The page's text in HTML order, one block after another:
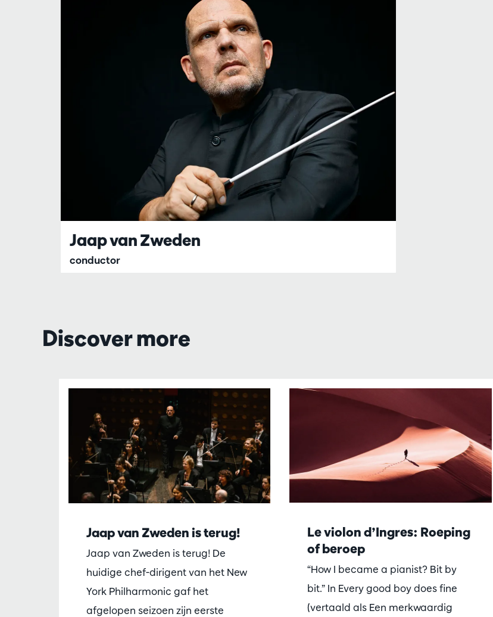
Jaap van Zweden
conductor
Discover more
Jaap van Zweden is terug!
Jaap van Zweden is terug! De
huidige chef-dirigent van het New
York Philharmonic gaf het
afgelopen seizoen zijn eerste
Le violon d’Ingres: Roeping
of beroep
“How I became a pianist? Bit by
bit.” In Every good boy does fine
(vertaald als Een merkwaardig